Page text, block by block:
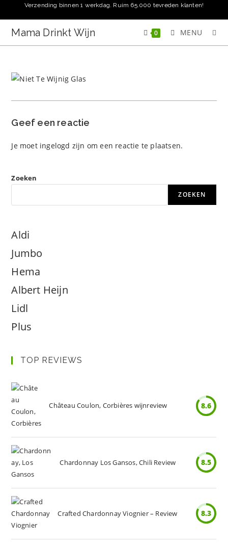
naar
inhoud
Verzending binnen 1 werkdag. Ruim 65.000 tevreden klanten!
Mama Drinkt Wijn 0 MENU
Geef een reactie
Je moet ingelogd zijn om een reactie te plaatsen.
Zoeken
ZOEKEN
Aldi
Jumbo
Hema
Albert Heijn
Lidl
Plus
TOP REVIEWS
Château Coulon, Corbières wijnreview 8.6
Chardonnay Los Gansos, Chili Review 8.5
Crafted Chardonnay Viognier – Review 8.3